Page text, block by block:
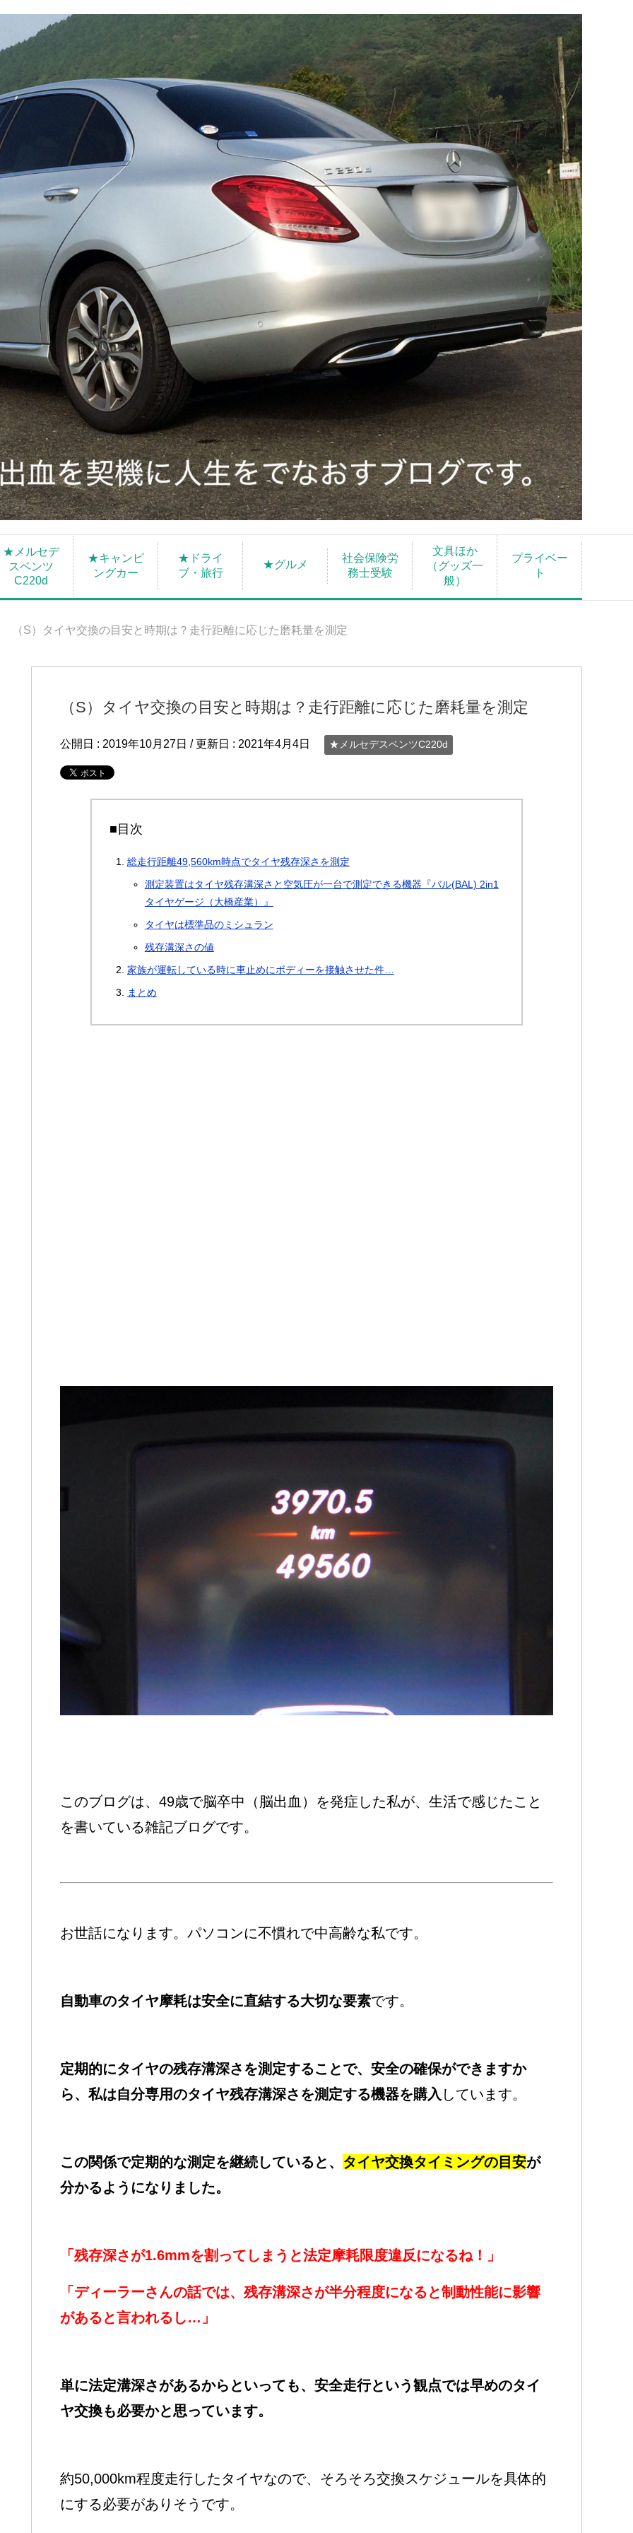
★メルセデ
スベンツ
C220d
★キャンピ
ングカー
★ドライ
ブ・旅行
★グルメ
社会保険労
務士受験
文具ほか
（グッズ一
般）
プライベー
ト
（S）タイヤ交換の目安と時期は？走行距離に応じた磨耗量を測定
（S）タイヤ交換の目安と時期は？走行距離に応じた磨耗量を測定
公開日 : 2019年10月27日 / 更新日 : 2021年4月4日 ★メルセデスベンツC220d
■目次
総走行距離49,560km時点でタイヤ残存深さを測定
測定装置はタイヤ残存溝深さと空気圧が一台で測定できる機器『バル(BAL) 2in1
タイヤゲージ（大橋産業）』
タイヤは標準品のミシュラン
残存溝深さの値
家族が運転している時に車止めにボディーを接触させた件…
まとめ
このブログは、49歳で脳卒中（脳出血）を発症した私が、生活で感じたこと
を書いている雑記ブログです。
お世話になります。パソコンに不慣れで中高齢な私です。
自動車のタイヤ摩耗は安全に直結する大切な要素です。
定期的にタイヤの残存溝深さを測定することで、安全の確保ができますか
ら、私は自分専用のタイヤ残存溝深さを測定する機器を購入 しています。
この関係で定期的な測定を継続していると、 タイヤ交換タイミングの目安が
分かるようになりました。
「残存深さが1.6mmを割ってしまうと法定摩耗限度違反になるね！」
「ディーラーさんの話では、残存溝深さが半分程度になると制動性能に影響
があると言われるし…」
単に法定溝深さがあるからといっても、安全走行という観点では早めのタイ
ヤ交換も必要かと思っています。
約50,000km程度走行したタイヤなので、そろそろ交換スケジュールを具体的
にする必要がありそうです。